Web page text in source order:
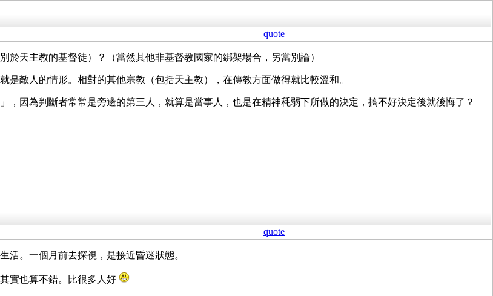
quote
於天主教的基督徒）？（當然其他非基督教國家的綁架場合，另當別論）
敵人的情形。相對的其他宗教（包括天主教），在傳教方面做得就比較溫和。
因為判斷者常常是旁邊的第三人，就算是當事人，也是在精神秏弱下所做的決定，搞不好決定後就後悔了？
quote
活。一個月前去探視，是接近昏迷狀態。
實也算不錯。比很多人好